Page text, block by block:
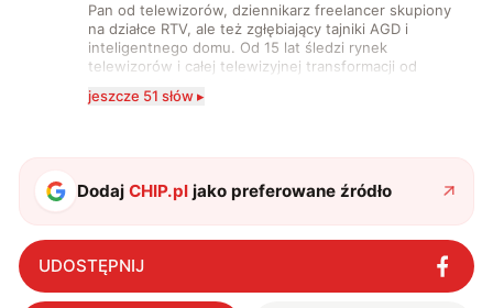
Pan od telewizorów, dziennikarz freelancer skupiony
na działce RTV, ale też zgłębiający tajniki AGD i
inteligentnego domu. Od 15 lat śledzi rynek
telewizorów i całej telewizyjnej transformacji od
wyłącznie do sieci i treści dostępnych w streamingu.
zagrodzie i zaprzyjaźnionych firmach. Wyznający
jeszcze 51 słów ▸
DodajCHIP.pl jako preferowane źródło
UDOSTĘPNIJ